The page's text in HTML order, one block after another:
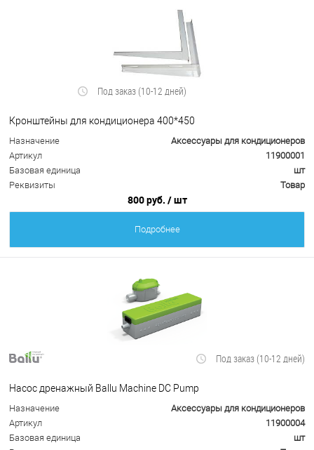
Под заказ (10-12 дней)
Кронштейны для кондиционера 400*450
Назначение
Аксессуары для кондиционеров
Артикул
11900001
Базовая единица
шт
Реквизиты
Товар
800 руб. / шт
Подробнее
Под заказ (10-12 дней)
Насос дренажный Ballu Machine DC Pump
Назначение
Аксессуары для кондиционеров
Артикул
11900004
Базовая единица
шт